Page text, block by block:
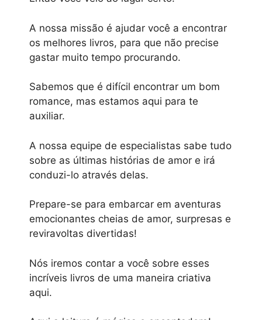
A nossa missão é ajudar você a encontrar
os melhores livros, para que não precise
gastar muito tempo procurando.
Sabemos que é difícil encontrar um bom
romance, mas estamos aqui para te
auxiliar.
A nossa equipe de especialistas sabe tudo
sobre as últimas histórias de amor e irá
conduzi-lo através delas.
Prepare-se para embarcar em aventuras
emocionantes cheias de amor, surpresas e
reviravoltas divertidas!
Nós iremos contar a você sobre esses
incríveis livros de uma maneira criativa
aqui.